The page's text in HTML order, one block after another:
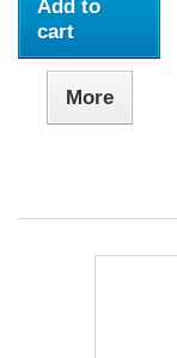
Add to
cart
More